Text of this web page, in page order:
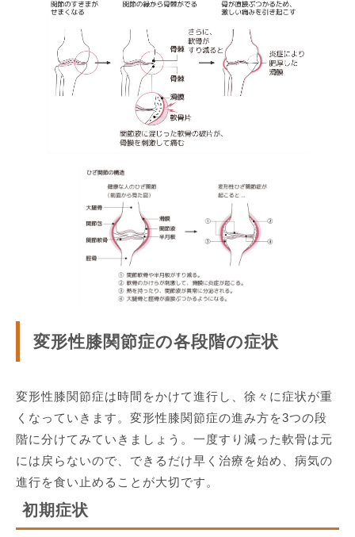
変形性膝関節症の各段階の症状
変形性膝関節症は時間をかけて進行し、徐々に症状が重
くなっていきます。変形性膝関節症の進み方を3つの段
階に分けてみていきましょう。一度すり減った軟骨は元
には戻らないので、できるだけ早く治療を始め、病気の
進行を食い止めることが大切です。
初期症状